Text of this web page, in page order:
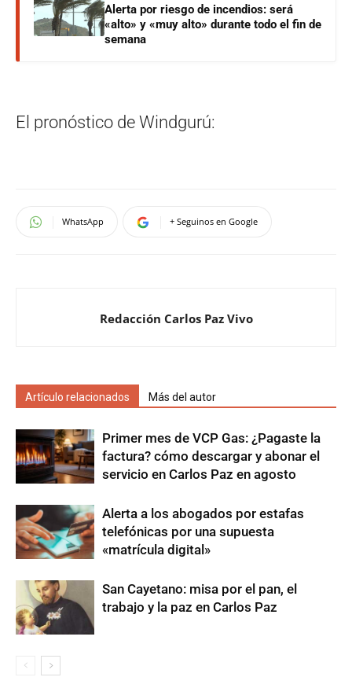
Alerta por riesgo de incendios: será
«alto» y «muy alto» durante todo el fin de
semana
El pronóstico de Windgurú:
WhatsApp + Seguinos en Google
Redacción Carlos Paz Vivo
Artículo relacionados Más del autor
Primer mes de VCP Gas: ¿Pagaste la
factura? cómo descargar y abonar el
servicio en Carlos Paz en agosto
Alerta a los abogados por estafas
telefónicas por una supuesta
«matrícula digital»
San Cayetano: misa por el pan, el
trabajo y la paz en Carlos Paz